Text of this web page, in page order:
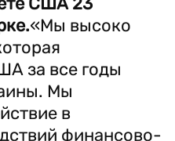
«Мы высоко
за все годы
Мы
в
финансово-